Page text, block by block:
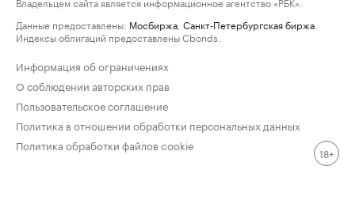
Данные предоставлены: Мосбиржа Санкт-Петербургская биржа
Индексы облигаций предоставлены Cbonds.
Информация об ограничениях
О соблюдении авторских прав
Пользовательское соглашение
Политика в отношении обработки персональных данных
Политика обработки файлов cookie
18+